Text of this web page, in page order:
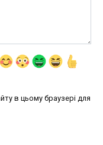
в цьому браузері для